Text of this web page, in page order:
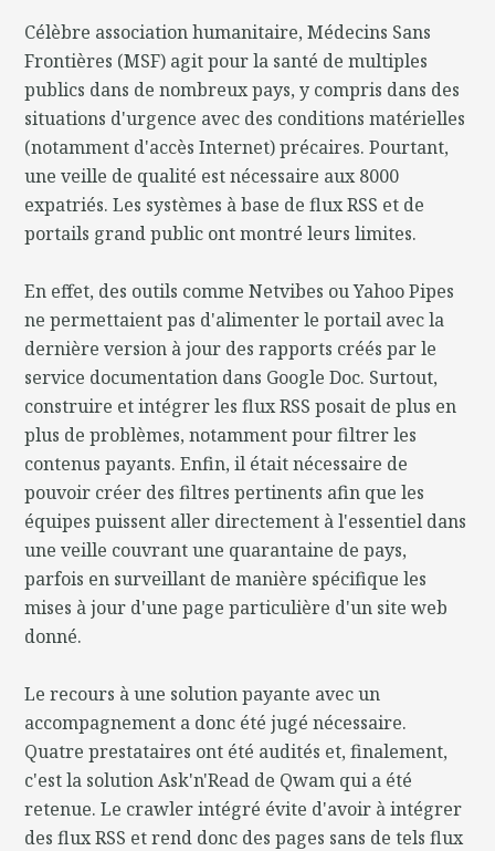
Célèbre association humanitaire, Médecins Sans
Frontières (MSF) agit pour la santé de multiples
publics dans de nombreux pays, y compris dans des
situations d'urgence avec des conditions matérielles
(notamment d'accès Internet) précaires. Pourtant,
une veille de qualité est nécessaire aux 8000
expatriés. Les systèmes à base de flux RSS et de
portails grand public ont montré leurs limites.
En effet, des outils comme Netvibes ou Yahoo Pipes
ne permettaient pas d'alimenter le portail avec la
dernière version à jour des rapports créés par le
service documentation dans Google Doc. Surtout,
construire et intégrer les flux RSS posait de plus en
plus de problèmes, notamment pour filtrer les
contenus payants. Enfin, il était nécessaire de
pouvoir créer des filtres pertinents afin que les
équipes puissent aller directement à l'essentiel dans
une veille couvrant une quarantaine de pays,
parfois en surveillant de manière spécifique les
mises à jour d'une page particulière d'un site web
donné.
Le recours à une solution payante avec un
accompagnement a donc été jugé nécessaire.
Quatre prestataires ont été audités et, finalement,
c'est la solution Ask'n'Read de Qwam qui a été
retenue. Le crawler intégré évite d'avoir à intégrer
des flux RSS et rend donc des pages sans de tels flux